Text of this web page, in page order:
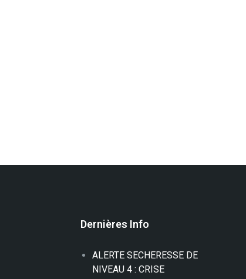
Dernières Info
ALERTE SECHERESSE DE
NIVEAU 4 : CRISE